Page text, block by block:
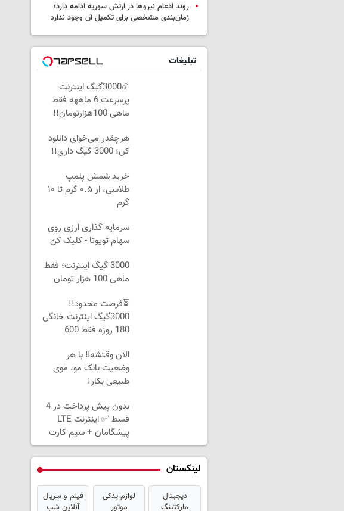
روند ادغام نیروها در ارتش سوریه ادامه دارد؛
زمان‌بندی مشخصی برای تکمیل آن وجود ندارد
تبلیغات
☄️3000گیگ اینترنت
پرسرعت 6 ماههه فقط
ماهی 100هزارتومان!!
هرچقدر می‌خوای دانلود
کن؛ 3000 گیگ داری!!
خرید شمش پلمپ
طلاسی، از ۰.۵ گرم تا ۱۰
گرم
سرمایه گذاری ارزی روی
سهام تویوتا - کلیک کن
3000 گیگ اینترنت؛ فقط
ماهی 100 هزار تومان
⏳فرصت محدود!!
3000گیگ اینترنت خانگی
180 روزه فقط 600
الان وقتشه‼️ با هر
وضعیت بانک مو، موی
طبیعی بکار!
بدون پیش پرداخت در 4
قسط ✅ اینترنت LTE
پیشگامان + سیم کارت
رایگان
لینکستان
دیجیتال
مارکتینگ
لوازم یدکی
موتور
فیلم و سریال
آنلاین شب